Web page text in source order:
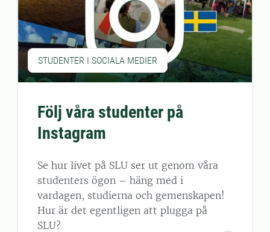
STUDENTER I SOCIALA MEDIER
Följ våra studenter på
Instagram
Se hur livet på SLU ser ut genom våra
studenters ögon – häng med i
vardagen, studierna och gemenskapen!
Hur är det egentligen att plugga på
SLU?